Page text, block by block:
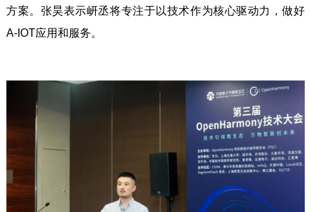
方案。张昊表示岍丞将专注于以技术作为核心驱动力，做好
A-IOT应用和服务。